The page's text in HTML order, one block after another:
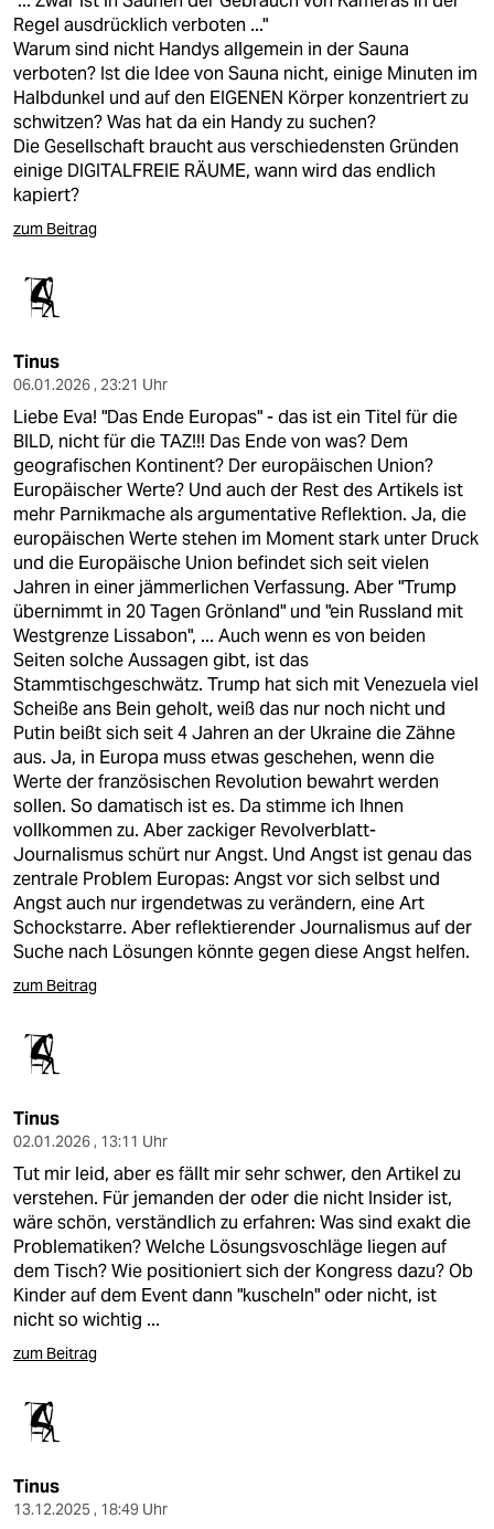
Regel ausdrücklich verboten ..."
Warum sind nicht Handys allgemein in der Sauna
verboten? Ist die Idee von Sauna nicht, einige Minuten im
Halbdunkel und auf den EIGENEN Körper konzentriert zu
schwitzen? Was hat da ein Handy zu suchen?
Die Gesellschaft braucht aus verschiedensten Gründen
einige DIGITALFREIE RÄUME, wann wird das endlich
kapiert?
zum Beitrag
Tinus
06.01.2026 , 23:21 Uhr
Liebe Eva! "Das Ende Europas" - das ist ein Titel für die
BILD, nicht für die TAZ!!! Das Ende von was? Dem
geografischen Kontinent? Der europäischen Union?
Europäischer Werte? Und auch der Rest des Artikels ist
mehr Parnikmache als argumentative Reflektion. Ja, die
europäischen Werte stehen im Moment stark unter Druck
und die Europäische Union befindet sich seit vielen
Jahren in einer jämmerlichen Verfassung. Aber "Trump
übernimmt in 20 Tagen Grönland" und "ein Russland mit
Westgrenze Lissabon", ... Auch wenn es von beiden
Seiten solche Aussagen gibt, ist das
Stammtischgeschwätz. Trump hat sich mit Venezuela viel
Scheiße ans Bein geholt, weiß das nur noch nicht und
Putin beißt sich seit 4 Jahren an der Ukraine die Zähne
aus. Ja, in Europa muss etwas geschehen, wenn die
Werte der französischen Revolution bewahrt werden
sollen. So damatisch ist es. Da stimme ich Ihnen
vollkommen zu. Aber zackiger Revolverblatt-
Journalismus schürt nur Angst. Und Angst ist genau das
zentrale Problem Europas: Angst vor sich selbst und
Angst auch nur irgendetwas zu verändern, eine Art
Schockstarre. Aber reflektierender Journalismus auf der
Suche nach Lösungen könnte gegen diese Angst helfen.
zum Beitrag
Tinus
02.01.2026 , 13:11 Uhr
Tut mir leid, aber es fällt mir sehr schwer, den Artikel zu
verstehen. Für jemanden der oder die nicht Insider ist,
wäre schön, verständlich zu erfahren: Was sind exakt die
Problematiken? Welche Lösungsvoschläge liegen auf
dem Tisch? Wie positioniert sich der Kongress dazu? Ob
Kinder auf dem Event dann "kuscheln" oder nicht, ist
nicht so wichtig ...
zum Beitrag
Tinus
13.12.2025 , 18:49 Uhr